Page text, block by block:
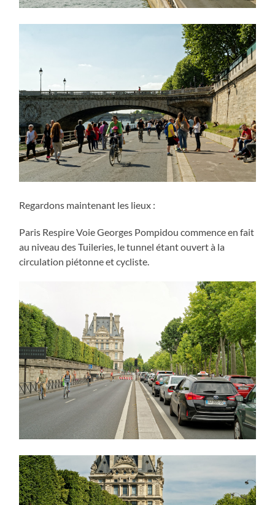
Regardons maintenant les lieux :
Paris Respire Voie Georges Pompidou commence en fait
au niveau des Tuileries, le tunnel étant ouvert à la
circulation piétonne et cycliste.